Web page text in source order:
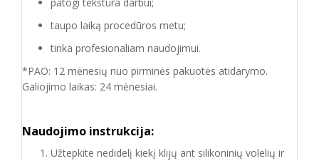
taupo laiką procedūros metu;
tinka profesionaliam naudojimui.
*PAO: 12 mėnesių nuo pirminės pakuotės atidarymo.
Galiojimo laikas: 24 mėnesiai.
Naudojimo instrukcija:
Užtepkite nedidelį kiekį klijų ant silikoninių volelių ir